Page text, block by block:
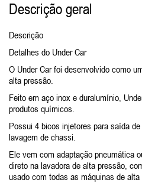
Descrição geral
Descrição
Detalhes do Under Car
O Under Car foi desenvolvido como
alta pressão.
Feito em aço inox e duralumínio,
produtos químicos.
Possui 4 bicos injetores para saída
lavagem de chassi.
Ele vem com adaptação pneumática
direto na lavadora de alta pressão,
usado com todas as máquinas de alta